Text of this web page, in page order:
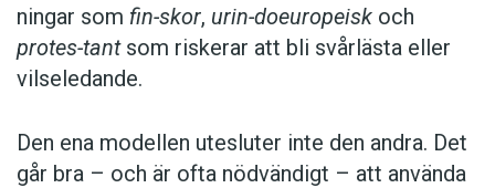
ningar som fin-skor, urin-doeuropeisk och
protes-tantsom riskerar att bli svårlästa eller
vilseledande.
Den ena modellen utesluter inte den andra. Det
går bra – och är ofta nödvändigt – att använda